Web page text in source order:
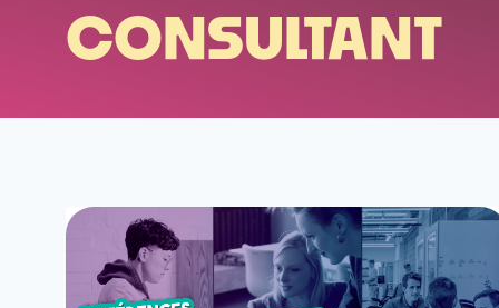
CONSULTANT